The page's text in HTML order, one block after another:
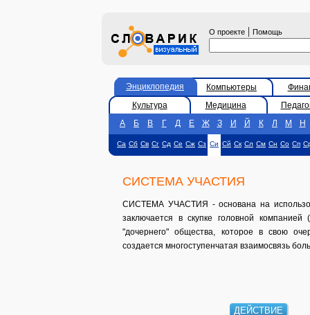
О проекте | Помощь
Энциклопедия Компьютеры
Культура
Медицина
А
Б В Г Д Е Ж З И Й К Л М Н
Са Сб Св Сг Сд Се Сж Сз Си Сй Ск Сл См Сн Со Сп
СИСТЕМА УЧАСТИЯ
СИСТЕМА УЧАСТИЯ - основана на
заключается в скупке головной
"дочернего" общества, которое в свою
создается многоступенчатая взаимосвязь
ДЕЙСТВИЕ